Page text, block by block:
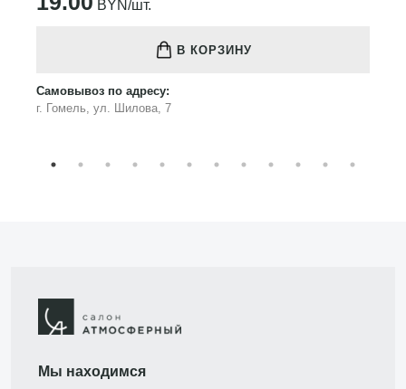
BYN/шт.
В КОРЗИНУ
Самовывоз по адресу:
г. Гомель, ул. Шилова, 7
Мы находимся